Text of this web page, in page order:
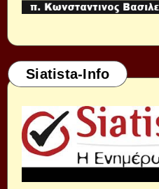
Siatista-Info